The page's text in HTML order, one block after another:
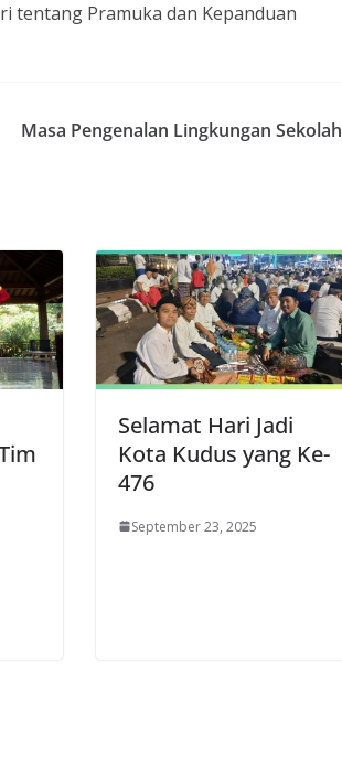
tentang Pramuka dan Kepanduan
Masa Pengenalan Lingkungan Sekolah
Selamat Hari Jadi
Kota Kudus yang Ke-
476
September 23, 2025